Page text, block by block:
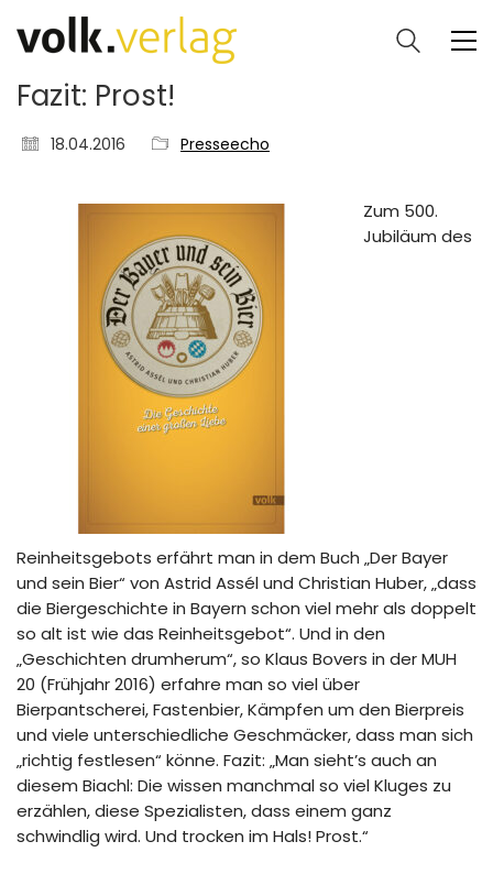
Fazit: Prost!
18.04.2016 Presseecho
Zum 500.
Jubiläum des
Reinheitsgebots erfährt man in dem Buch „Der Bayer
und sein Bier“ von Astrid Assél und Christian Huber, „dass
die Biergeschichte in Bayern schon viel mehr als doppelt
so alt ist wie das Reinheitsgebot“. Und in den
„Geschichten drumherum“, so Klaus Bovers in der MUH
20 (Frühjahr 2016) erfahre man so viel über
Bierpantscherei, Fastenbier, Kämpfen um den Bierpreis
und viele unterschiedliche Geschmäcker, dass man sich
„richtig festlesen“ könne. Fazit: „Man sieht’s auch an
diesem Biachl: Die wissen manchmal so viel Kluges zu
erzählen, diese Spezialisten, dass einem ganz
schwindlig wird. Und trocken im Hals! Prost.“